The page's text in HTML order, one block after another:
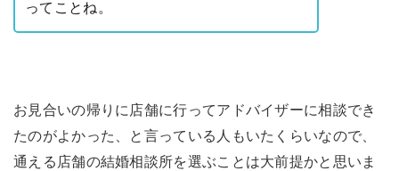
ってことね。
お見合いの帰りに店舗に行ってアドバイザーに相談でき
たのがよかった、と言っている人もいたくらいなので、
通える店舗の結婚相談所を選ぶことは大前提かと思いま